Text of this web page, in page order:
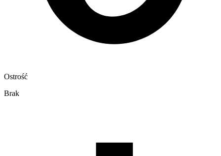
Ostrość
Brak